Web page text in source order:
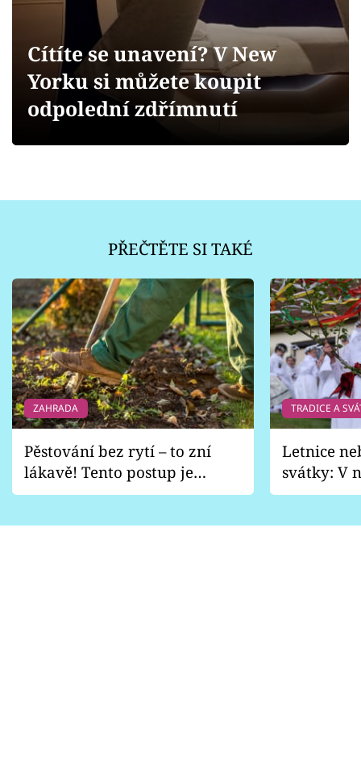
Přihlášení
Sledujte nás
Cítíte se unavení? V New
Yorku si můžete koupit
odpolední zdřímnutí
PŘEČTĚTE SI TAKÉ
ZAHRADA
Pěstování bez rytí – to zní
lákavě! Tento postup je
vhodný jen pro některé
TRADICE A
Letnice
svátky: V
pondělí